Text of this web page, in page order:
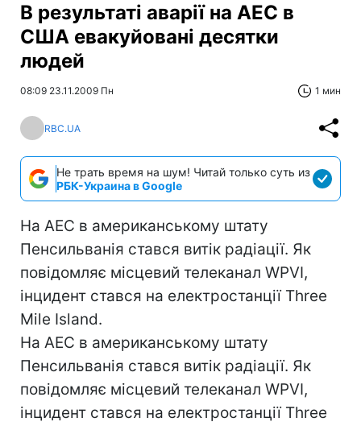
В результаті аварії на АЕС в
США евакуйовані десятки
людей
08:09 23.11.2009 Пн 1 мин
RBC.UA
Не трать время на шум! Читай только суть из
РБК-Украина в Google
На АЕС в американському штату
Пенсильванія стався витік радіації. Як
повідомляє місцевий телеканал WPVI,
інцидент стався на електростанції Three
Mile Island.
На АЕС в американському штату
Пенсильванія стався витік радіації. Як
повідомляє місцевий телеканал WPVI,
інцидент стався на електростанції Three